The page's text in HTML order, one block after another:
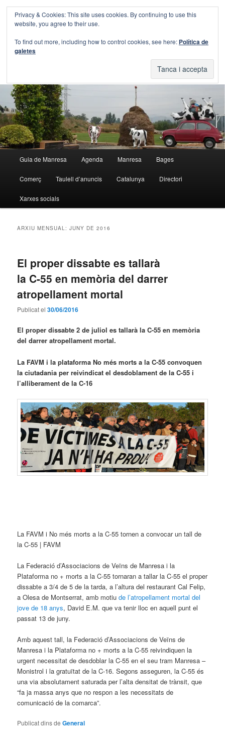
Aneu
contingut
Aneu
contingut
Blog Guia Manresa
principal
Guia de Manresa Agenda Manresa Bages
Comerç Taulell d’anuncis Catalunya Directori
Xarxes socials
ARXIU MENSUAL:JUNY DE 2016
El proper dissabte es tallarà
la C-55 en memòria del darrer
atropellament mortal
Publicat el30/06/2016
El proper dissabte 2 de juliol es tallarà la C-55 en memòria
del darrer atropellament mortal.
La FAVM i la plataforma No més morts a la C-55 convoquen
la ciutadania per reivindicat el desdoblament de la C-55 i
l’alliberament de la C-16
La FAVM i No més morts a la C-55 tornen a convocar un tall de
la C-55 | FAVM
La Federació d’Associacions de Veïns de Manresa i la
Plataforma no + morts a la C-55 tornaran a tallar la C-55 el proper
dissabte a 3/4 de 5 de la tarda, a l’altura del restaurant Cal Felip,
a Olesa de Montserrat, amb motiude l’atropellament mortal del
jove de 18 anys, David E.M. que va tenir lloc en aquell punt el
passat 13 de juny.
Amb aquest tall, la Federació d’Associacions de Veïns de
Manresa i la Plataforma no + morts a la C-55 reivindiquen la
urgent necessitat de desdoblar la C-55 en el seu tram Manresa –
Monistrol i la gratuïtat de la C-16. Segons asseguren, la C-55 és
una via absolutament saturada per l’alta densitat de trànsit, que
“fa ja massa anys que no respon a les necessitats de
comunicació de la comarca”.
Publicat dins de General
Privacy & Cookies: This site uses cookies. By continuing to use this
website, you agree to their use.
To find out more, including how to control cookies, see here: Política de
galetes